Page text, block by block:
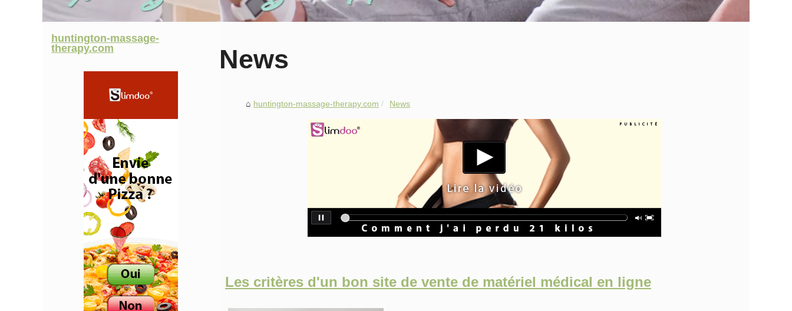
News
huntington-massage-therapy.com News
Les critères d'un bon site de vente de matériel médical en ligne
huntington-massage-
therapy.com